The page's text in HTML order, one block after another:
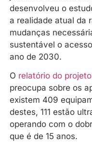
desenvolveu o
a realidade atual da
mudanças
sustentável o
ano de 2030.
O relatório do projeto
preocupa sobre os
existem 409
destes, 111 estão
operando com o
que é de 15 anos.